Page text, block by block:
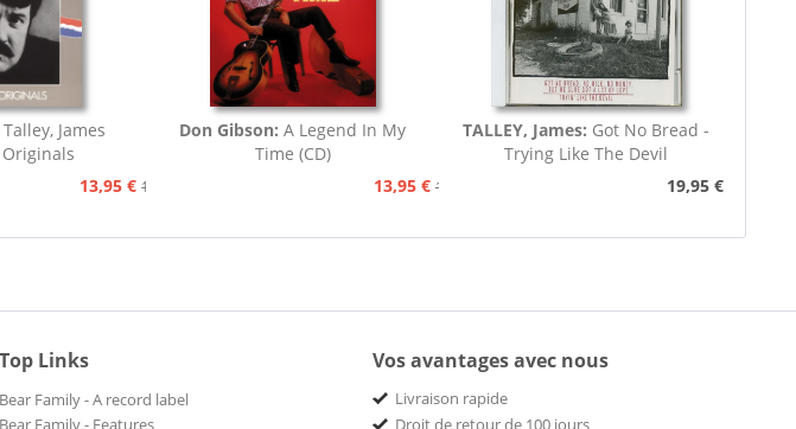
Talley, James
13,95 € 15,95 €
Don Gibson: A Legend In My
Time (CD)
13,95 € 15,95 €
TALLEY, James: Got No Bread -
Trying Like The Devil
19,95 €
Top Links
Bear Family - A record label
Bear Family - Features
Vos avantages avec nous
Livraison rapide
Droit de retour de 100 jours